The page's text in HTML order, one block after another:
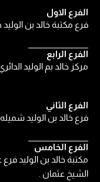
الفرع الثاني
فرع خالد بن الوليد
الفرع الخامس
مكتبة خالد بن الوليد
الشيخ عثمان .
الفرع الاول
فرع مكتبة خالد بن
الفرع الرابع
مركز خالد بم الوليد